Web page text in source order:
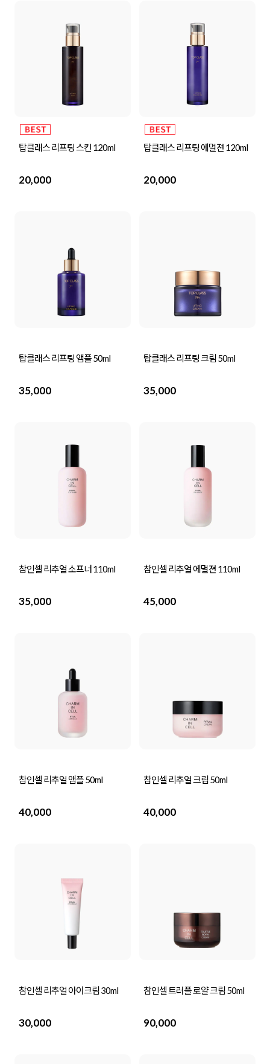
탑클래스 리프팅 스킨 120ml
20,000
탑클래스 리프팅 에멀젼 120ml
20,000
탑클래스 리프팅 앰플 50ml
35,000
탑클래스 리프팅 크림 50ml
35,000
참인셀 리추얼 소프너 110ml
35,000
참인셀 리추얼 에멀젼 110ml
45,000
참인셀 리추얼 앰플 50ml
40,000
참인셀 리추얼 크림 50ml
40,000
참인셀 리추얼 아이크림 30ml
30,000
참인셀 트러플 로얄 크림 50ml
90,000